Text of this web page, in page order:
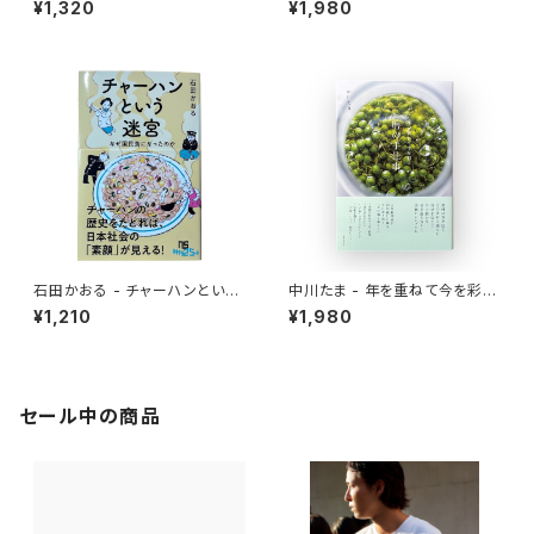
¥1,320 ¥1,980
石田かおる - チャーハンという
迷宮 なぜ国民食になったのか
¥1,210
中川たま - 年を重ねて今を彩る
暦の手仕事
¥1,980
セール中の商品